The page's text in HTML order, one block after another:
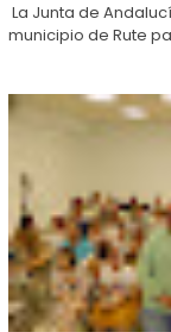
La Junta de
municipio de Rute